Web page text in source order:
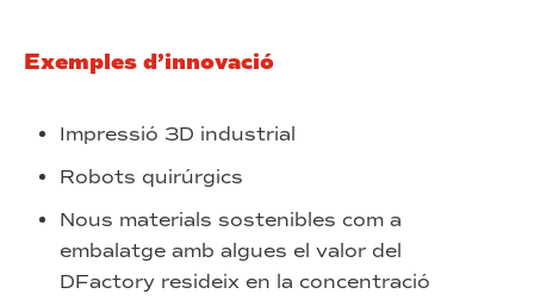
Exemples d’innovació
Impressió 3D industrial
Robots quirúrgics
Nous materials sostenibles com a
embalatge amb algues el valor del
DFactory resideix en la concentració